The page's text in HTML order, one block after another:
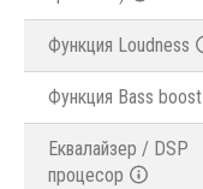
Функция Loudness
Функция Bass boost
Еквалайзер / DSP
процесор